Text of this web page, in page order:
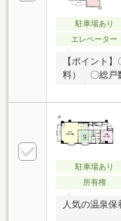
駐車場あり
エレベーター
【ポイント
料） 〇総戸
駐車場あり
所有権
人気の温泉保